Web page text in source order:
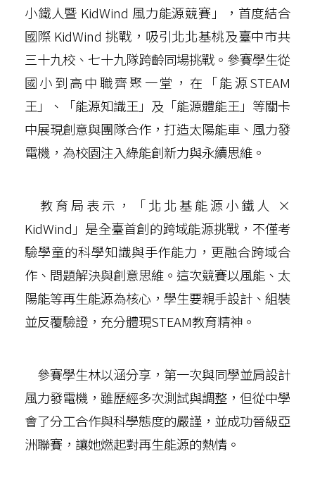
小鐵人暨 KidWind 風力能源競賽」，首度結合
國際 KidWind 挑戰，吸引北北基桃及臺中市共
三十九校、七十九隊跨齡同場挑戰。參賽學生從
國小到高中職齊聚一堂，在「能源STEAM
王」、「能源知識王」及「能源體能王」等關卡
中展現創意與團隊合作，打造太陽能車、風力發
電機，為校園注入綠能創新力與永續思維。
教育局表示，「北北基能源小鐵人 ×
KidWind」是全臺首創的跨域能源挑戰，不僅考
驗學童的科學知識與手作能力，更融合跨域合
作、問題解決與創意思維。這次競賽以風能、太
陽能等再生能源為核心，學生要親手設計、組裝
並反覆驗證，充分體現STEAM教育精神。
參賽學生林以涵分享，第一次與同學並肩設計
風力發電機，雖歷經多次測試與調整，但從中學
會了分工合作與科學態度的嚴謹，並成功晉級亞
洲聯賽，讓她燃起對再生能源的熱情。